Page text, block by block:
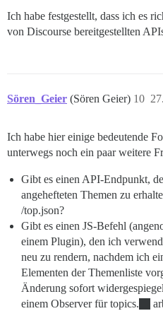
Ich habe festgestellt, dass ich es
von Discourse bereitgestellten
Sören_Geier (Sören Geier) 10
Ich habe hier einige bedeutende
unterwegs noch ein paar weitere
Gibt es einen API-Endpunkt,
angehefteten Themen zu
/top.json?
Gibt es einen JS-Befehl
einem Plugin), den ich
neu zu rendern, nachdem ich
Elementen der Themenliste
Änderung sofort
einem Observer für topics.